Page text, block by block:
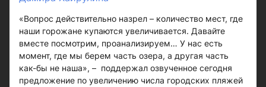
«Вопрос действительно назрел – количество мест, где
наши горожане купаются увеличивается. Давайте
вместе посмотрим, проанализируем… У нас есть
момент, где мы берем часть озера, а другая часть
как-бы не наша», – поддержал озвученное сегодня
предложение по увеличению числа городских пляжей